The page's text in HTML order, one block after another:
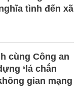
tình đến xã
cùng Công an
‘lá chắn
gian mạng